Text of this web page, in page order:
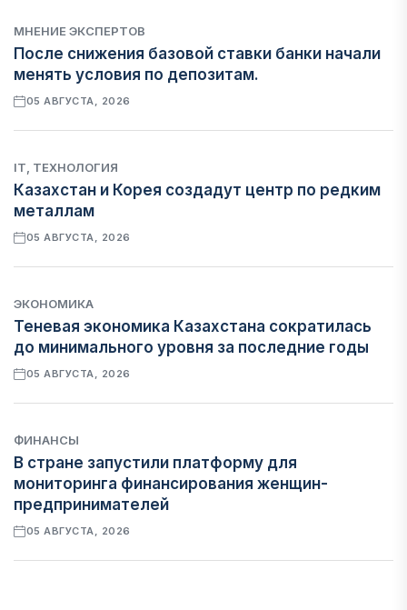
МНЕНИЕ ЭКСПЕРТОВ
После снижения базовой ставки банки начали
менять условия по депозитам.
05 АВГУСТА, 2026
IT, ТЕХНОЛОГИЯ
Казахстан и Корея создадут центр по редким
металлам
05 АВГУСТА, 2026
ЭКОНОМИКА
Теневая экономика Казахстана сократилась
до минимального уровня за последние годы
05 АВГУСТА, 2026
ФИНАНСЫ
В стране запустили платформу для
мониторинга финансирования женщин-
предпринимателей
05 АВГУСТА, 2026